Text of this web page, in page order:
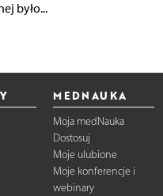
było...
MEDNAUKA
Moja medNauka
Dostosuj
Moje ulubione
Moje konferencje i
webinary